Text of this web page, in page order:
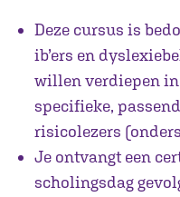
Deze cursus is
ib’ers en
willen verdiepen in
specifieke,
risicolezers
Je ontvangt een
scholingsdag